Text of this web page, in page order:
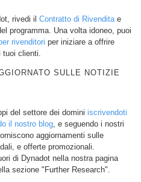
rivedi il Contratto di Rivendita e
programma. Una volta idoneo, puoi
rivenditori per iniziare a offrire
tuoi clienti.
SULLE NOTIZIE
del settore dei domini iscrivendoti
il nostro blog, e seguendo i nostri
aggiornamenti sulle
e offerte promozionali.
di Dynadot nella nostra pagina
sezione "Further Research".